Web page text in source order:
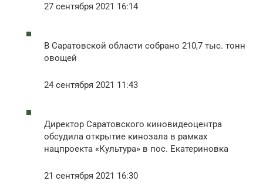
27 сентября 2021 16:14
В Саратовской области собрано 210,7 тыс. тонн
овощей
24 сентября 2021 11:43
Директор Саратовского киновидеоцентра
обсудила открытие кинозала в рамках
нацпроекта «Культура» в пос. Екатериновка
21 сентября 2021 16:30